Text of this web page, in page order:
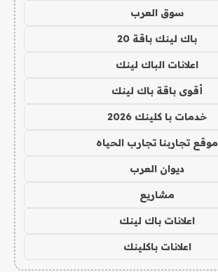
سوق العرب
باك لينك باقة 20
اعلانات الباك لينك
أقوى باقة باك لينك
خدمات با كلينك 2026
موقع تجاربنا تجارب الحياه
ديوان العرب
مشاريع
اعلانات باك لينك
اعلانات باكلينك